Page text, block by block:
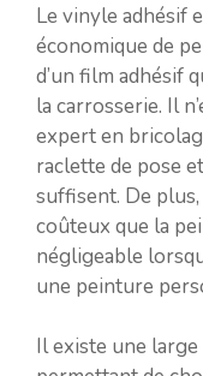
Le vinyle adhésif
économique de
d’un film adhésif
la carrosserie. Il
expert en
raclette de pose
suffisent. De
coûteux que la
négligeable
une peinture
Il existe une large